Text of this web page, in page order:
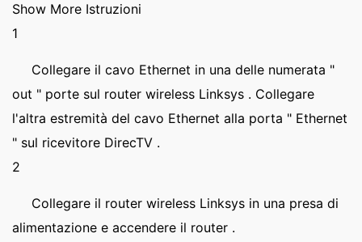
Show More Istruzioni
1
Collegare il cavo Ethernet in una delle numerata "
out " porte sul router wireless Linksys . Collegare
l'altra estremità del cavo Ethernet alla porta " Ethernet
" sul ricevitore DirecTV .
2
Collegare il router wireless Linksys in una presa di
alimentazione e accendere il router .